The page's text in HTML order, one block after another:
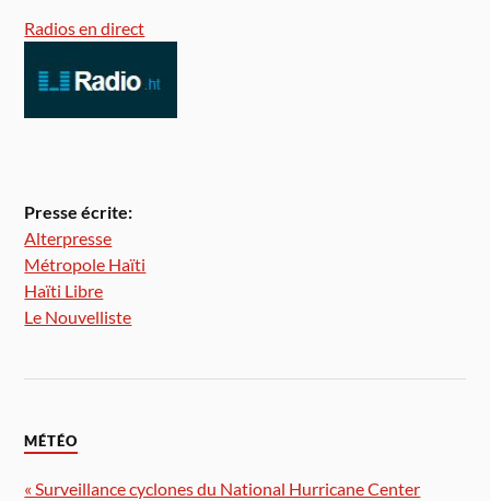
Radios en direct
Presse écrite:
Alterpresse
Métropole Haïti
Haïti Libre
Le Nouvelliste
MÉTÉO
« Surveillance cyclones du National Hurricane Center